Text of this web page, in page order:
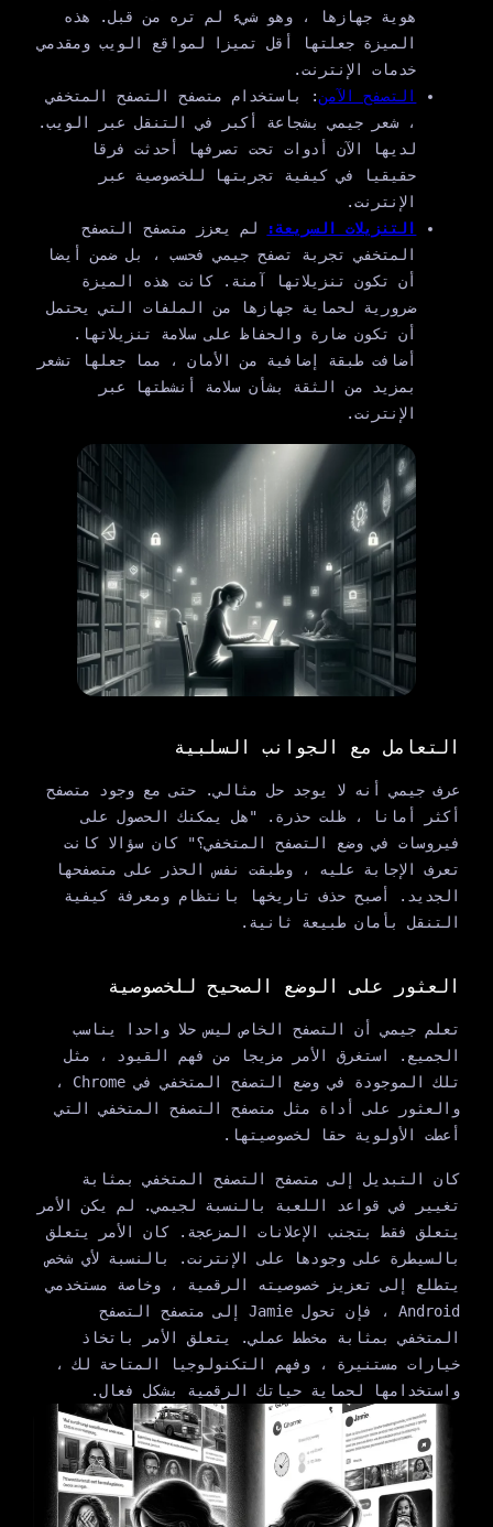
هوية جهازها ، وهو شيء لم تره من قبل. هذه
الميزة جعلتها أقل تميزا لمواقع الويب ومقدمي
خدمات الإنترنت.
التصفح الآمن: باستخدام متصفح التصفح المتخفي
، شعر جيمي بشجاعة أكبر في التنقل عبر الويب.
لديها الآن أدوات تحت تصرفها أحدثت فرقا
حقيقيا في كيفية تجربتها للخصوصية عبر
الإنترنت.
التنزيلات السريعة:لم يعزز متصفح التصفح
المتخفي تجربة تصفح جيمي فحسب ، بل ضمن أيضا
أن تكون تنزيلاتها آمنة. كانت هذه الميزة
ضرورية لحماية جهازها من الملفات التي يحتمل
أن تكون ضارة والحفاظ على سلامة تنزيلاتها.
أضافت طبقة إضافية من الأمان ، مما جعلها تشعر
بمزيد من الثقة بشأن سلامة أنشطتها عبر
الإنترنت.
التعامل مع الجوانب السلبية
عرف جيمي أنه لا يوجد حل مثالي. حتى مع وجود متصفح
أكثر أمانا ، ظلت حذرة. "هل يمكنك الحصول على
فيروسات في وضع التصفح المتخفي؟" كان سؤالا كانت
تعرف الإجابة عليه ، وطبقت نفس الحذر على متصفحها
الجديد. أصبح حذف تاريخها بانتظام ومعرفة كيفية
التنقل بأمان طبيعة ثانية.
العثور على الوضع الصحيح للخصوصية
تعلم جيمي أن التصفح الخاص ليس حلا واحدا يناسب
الجميع. استغرق الأمر مزيجا من فهم القيود ، مثل
تلك الموجودة في وضع التصفح المتخفي في Chrome ،
والعثور على أداة مثل متصفح التصفح المتخفي التي
أعطت الأولوية حقا لخصوصيتها.
كان التبديل إلى متصفح التصفح المتخفي بمثابة
تغيير في قواعد اللعبة بالنسبة لجيمي. لم يكن الأمر
يتعلق فقط بتجنب الإعلانات المزعجة. كان الأمر يتعلق
بالسيطرة على وجودها على الإنترنت. بالنسبة لأي شخص
يتطلع إلى تعزيز خصوصيته الرقمية ، وخاصة مستخدمي
Android ، فإن تحول Jamie إلى متصفح التصفح
المتخفي بمثابة مخطط عملي. يتعلق الأمر باتخاذ
خيارات مستنيرة ، وفهم التكنولوجيا المتاحة لك ،
واستخدامها لحماية حياتك الرقمية بشكل فعال.